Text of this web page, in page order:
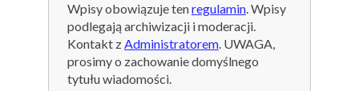
Wpisy obowiązuje tenregulamin. Wpisy
podlegają archiwizacji i moderacji.
Kontakt zAdministratorem. UWAGA,
prosimy o zachowanie domyślnego
tytułu wiadomości.